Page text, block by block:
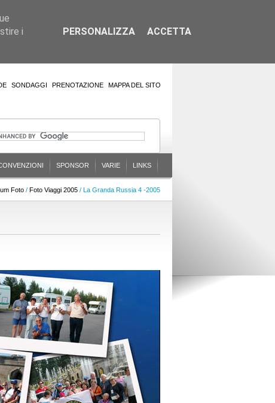
SONDAGGI PRENOTAZIONE MAPPA DEL SITO
SPONSOR VARIE LINKS
Foto / Foto Viaggi 2005 / La Granda Russia 4 -2005
i
PERSONALIZZA ACCETTA